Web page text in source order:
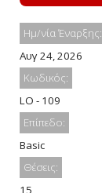
Ημ/νία Έναρξης:
Αυγ 24, 2026
Κωδικός:
LO - 109
Επίπεδο:
Basic
Θέσεις:
15